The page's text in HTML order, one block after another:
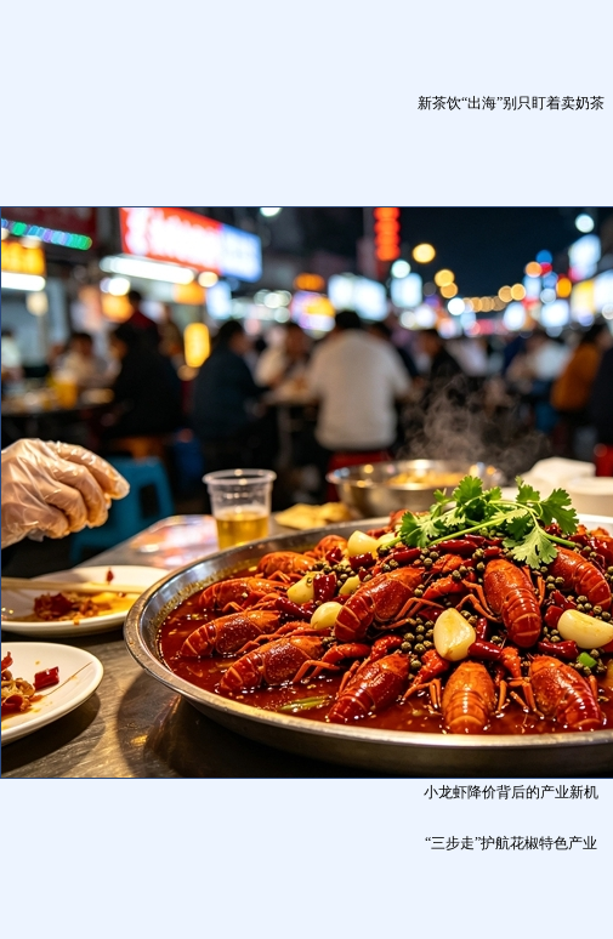
新茶饮“出海”别只盯着卖奶茶
小龙虾降价背后的产业新机
“三步走”护航花椒特色产业